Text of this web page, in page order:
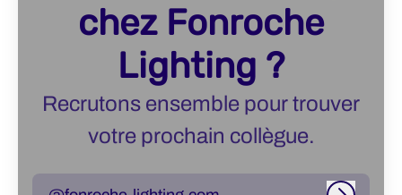
chez Fonroche
Lighting ?
Recrutons ensemble pour trouver
votre prochain collègue.